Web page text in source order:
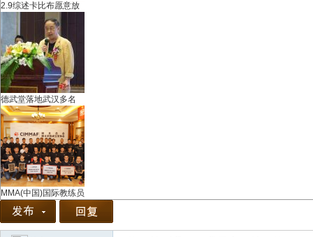
术
2.9综述卡比布愿意放
德武堂落地武汉多名
MMA(中国)国际教练员